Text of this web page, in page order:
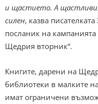
и щастието. А
силен, казва писателката
посланик на
Щедрия вторник“.
Книгите, дарени на
библиотеки в малките
имат ограничени